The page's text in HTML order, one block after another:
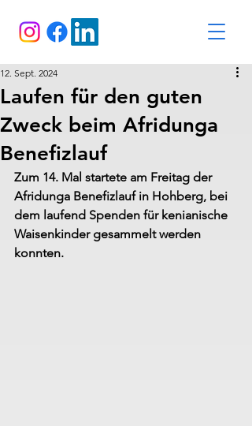
Laufen für den guten
Zweck beim Afridunga
Benefizlauf
12. Sept. 2024
Zum 14. Mal startete am Freitag der
Afridunga Benefizlauf in Hohberg, bei
dem laufend Spenden für kenianische
Waisenkinder gesammelt werden
konnten.